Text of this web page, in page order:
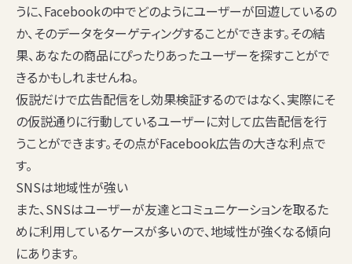
うに、Facebookの中でどのようにユーザーが回遊しているの
か、そのデータをターゲティングすることができます。その結
果、あなたの商品にぴったりあったユーザーを探すことがで
きるかもしれませんね。
仮説だけで広告配信をし効果検証するのではなく、実際にそ
の仮説通りに行動しているユーザーに対して広告配信を行
うことができます。その点がFacebook広告の大きな利点で
す。
SNSは地域性が強い
また、SNSはユーザーが友達とコミュニケーションを取るた
めに利用しているケースが多いので、地域性が強くなる傾向
にあります。